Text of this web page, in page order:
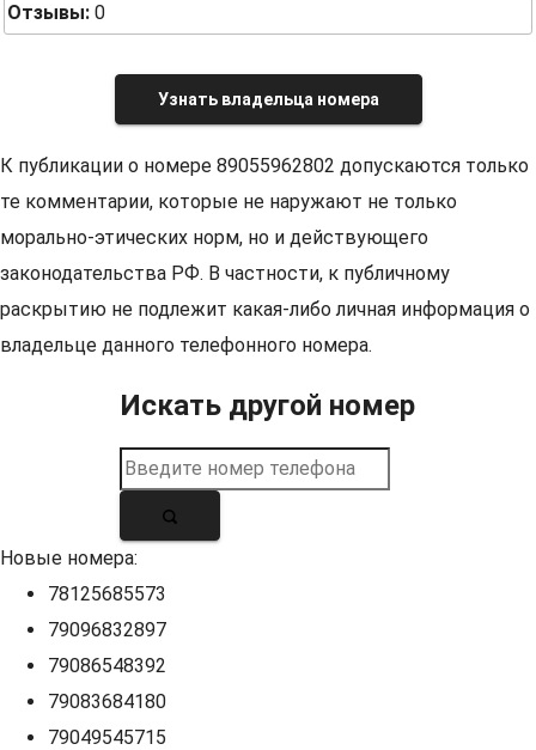
Отзывы: 0
Узнать владельца номера
К публикации о номере 89055962802 допускаются только
те комментарии, которые не наружают не только
морально-этических норм, но и действующего
законодательства РФ. В частности, к публичному
раскрытию не подлежит какая-либо личная информация о
владельце данного телефонного номера.
Искать другой номер
Новые номера:
78125685573
79096832897
79086548392
79083684180
79049545715